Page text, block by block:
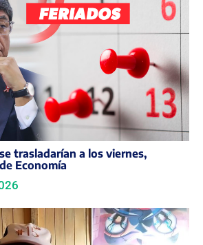
trasladarían a los viernes,
Economía